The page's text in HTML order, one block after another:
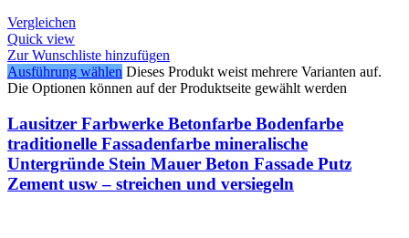
Vergleichen
Quick view
Zur Wunschliste hinzufügen
Ausführung wählen Dieses Produkt weist mehrere Varianten auf.
Die Optionen können auf der Produktseite gewählt werden
Lausitzer Farbwerke Betonfarbe Bodenfarbe
traditionelle Fassadenfarbe mineralische
Untergründe Stein Mauer Beton Fassade Putz
Zement usw – streichen und versiegeln